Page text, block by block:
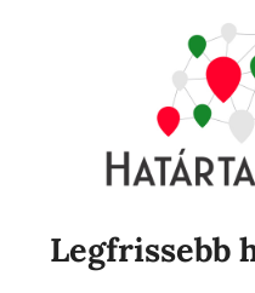
Legfrissebb